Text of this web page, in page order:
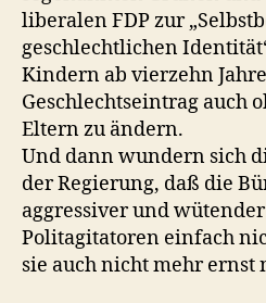
liberalen FDP zur
geschlechtlichen
Kindern ab vierzehn
Geschlechtseintrag auch
Eltern zu ändern.
Und dann wundern sich
der Regierung, daß die
aggressiver und
Politagitatoren einfach
sie auch nicht mehr ernst